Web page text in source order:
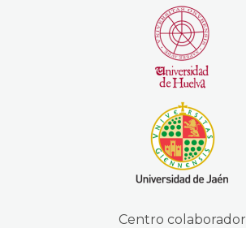
Centro colaborador